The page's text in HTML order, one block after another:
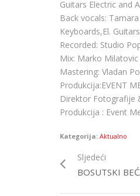
Guitars Electric and
Back vocals:
Keyboards,El.
Recorded: Studio
Mix: Marko
Mastering: Vladan
Produkcija:EVENT
Direktor Fotografije
Produkcija : Event
Kategorija: Aktualno
Sljedeći
BOSUTSKI